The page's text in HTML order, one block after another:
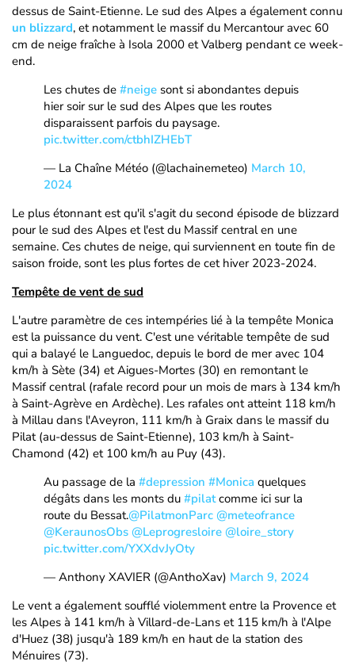
dessus de Saint-Etienne. Le sud des Alpes a également connu
un blizzard, et notamment le massif du Mercantour avec 60
cm de neige fraîche à Isola 2000 et Valberg pendant ce week-
end.
Les chutes de #neige sont si abondantes depuis
hier soir sur le sud des Alpes que les routes
disparaissent parfois du paysage.
pic.twitter.com/ctbhIZHEbT
— La Chaîne Météo (@lachainemeteo) March 10,
2024
Le plus étonnant est qu'il s'agit du second épisode de blizzard
pour le sud des Alpes et l'est du Massif central en une
semaine. Ces chutes de neige, qui surviennent en toute fin de
saison froide, sont les plus fortes de cet hiver 2023-2024.
Tempête de vent de sud
L'autre paramètre de ces intempéries lié à la tempête Monica
est la puissance du vent. C'est une véritable tempête de sud
qui a balayé le Languedoc, depuis le bord de mer avec 104
km/h à Sète (34) et Aigues-Mortes (30) en remontant le
Massif central (rafale record pour un mois de mars à 134 km/h
à Saint-Agrève en Ardèche). Les rafales ont atteint 118 km/h
à Millau dans l'Aveyron, 111 km/h à Graix dans le massif du
Pilat (au-dessus de Saint-Etienne), 103 km/h à Saint-
Chamond (42) et 100 km/h au Puy (43).
Au passage de la #depression #Monica quelques
dégâts dans les monts du #pilatcomme ici sur la
route du Bessat.@PilatmonParc @meteofrance
@KeraunosObs @Leprogresloire @loire_story
pic.twitter.com/YXXdvJyOty
— Anthony XAVIER (@AnthoXav) March 9, 2024
Le vent a également soufflé violemment entre la Provence et
les Alpes à 141 km/h à Villard-de-Lans et 115 km/h à l'Alpe
d'Huez (38) jusqu'à 189 km/h en haut de la station des
Ménuires (73).